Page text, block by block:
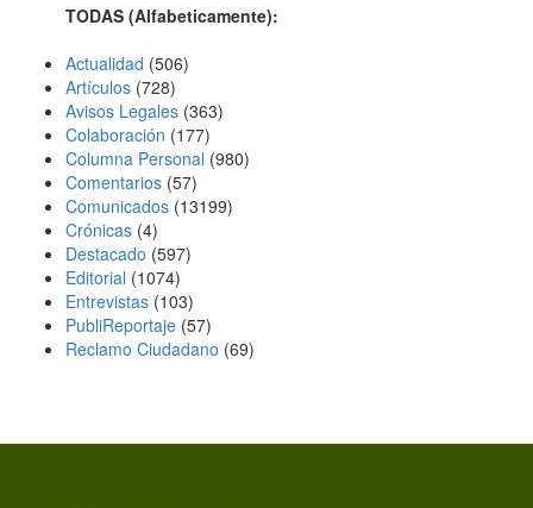
TODAS (Alfabeticamente):
Actualidad (506)
Artículos (728)
Avisos Legales (363)
Colaboración (177)
Columna Personal (980)
Comentarios (57)
Comunicados (13199)
Crónicas (4)
Destacado (597)
Editorial (1074)
Entrevistas (103)
PubliReportaje (57)
Reclamo Ciudadano (69)